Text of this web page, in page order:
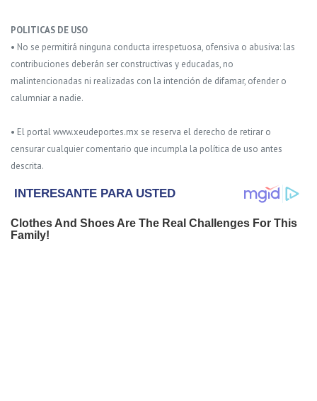
POLITICAS DE USO
• No se permitirá ninguna conducta irrespetuosa, ofensiva o abusiva: las
contribuciones deberán ser constructivas y educadas, no
malintencionadas ni realizadas con la intención de difamar, ofender o
calumniar a nadie.
• El portal www.xeudeportes.mx se reserva el derecho de retirar o
censurar cualquier comentario que incumpla la política de uso antes
descrita.